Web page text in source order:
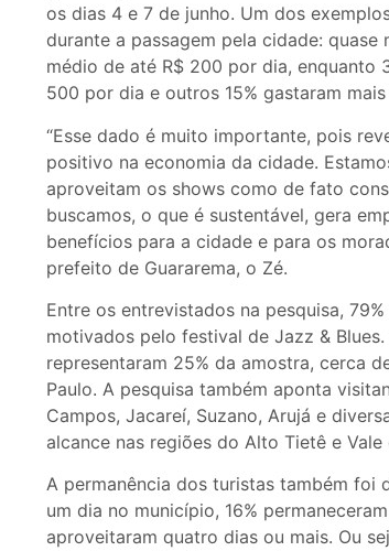
os dias 4 e 7 de junho. Um dos
durante a passagem pela cidade:
médio de até R$ 200 por dia, enquanto
500 por dia e outros 15% gastaram
“Esse dado é muito importante, pois
positivo na economia da cidade.
aproveitam os shows como de fato
buscamos, o que é sustentável, gera
benefícios para a cidade e para os
prefeito de Guararema, o Zé.
Entre os entrevistados na pesquisa,
motivados pelo festival de Jazz &
representaram 25% da amostra, cerca
Paulo. A pesquisa também aponta
Campos, Jacareí, Suzano, Arujá e
alcance nas regiões do Alto Tietê e Vale
A permanência dos turistas também foi
um dia no município, 16%
aproveitaram quatro dias ou mais. Ou